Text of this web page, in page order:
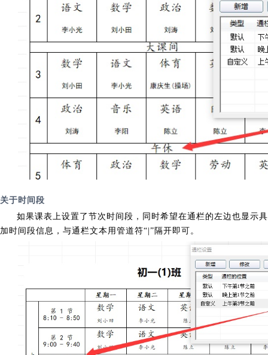
关于时间段
如果课表上设置了节次时间段，同时希望在通栏的左边也显示
加时间段信息，与通栏文本用管道符“|”隔开即可。